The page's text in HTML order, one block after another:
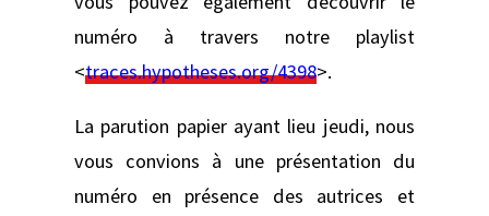
numéro à travers notre playlist
<traces.hypotheses.org/4398>.
La parution papier ayant lieu jeudi, nous
vous convions à une présentation du
numéro en présence des autrices et